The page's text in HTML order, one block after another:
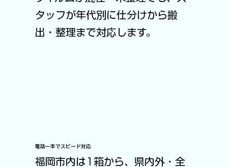
電話一本でスピード対応
福岡市内は1箱から、県内外・全
タッフが年代別に仕分けから搬
出・整理まで対応します。